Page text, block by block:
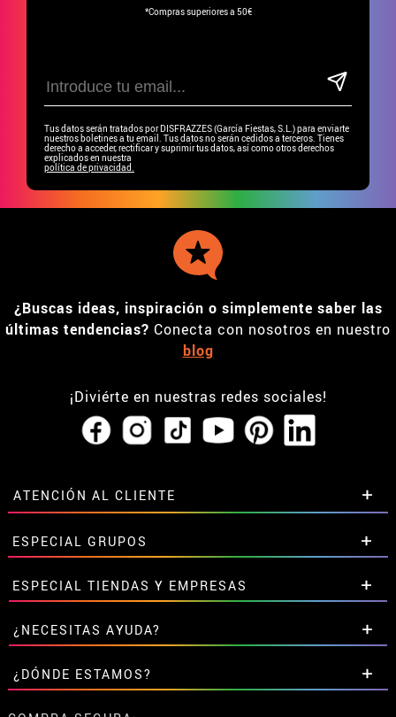
*Compras superiores a 50€
Tus datos serán tratados por DISFRAZZES (García Fiestas, S.L.) para enviarte
nuestros boletines a tu email. Tus datos no serán cedidos a terceros. Tienes
derecho a acceder, rectificar y suprimir tus datos, así como otros derechos
explicados en nuestra
política de privacidad.
¿Buscas ideas, inspiración o simplemente saber las
últimas tendencias? Conecta con nosotros en nuestro
blog
¡Diviérte en nuestras redes sociales!
ATENCIÓN AL CLIENTE
• Horario tienda IBI
•Descuento estudiantes
• Sobre nosotros
• Condiciones de venta
• Aviso legal yPrivacidad
• Atencion al cliente
• Uso de Cookies
•Configuración de cookies
ESPECIAL GRUPOS
Descuentos especiales para grupos.
Contáctanos aquí
ESPECIAL TIENDAS Y EMPRESAS
Descuentos exclusivos para tiendas y empresas.
Contáctanos aquí
¿NECESITAS AYUDA?
Aún no he hecho mi pedido
Ya he realizado mi pedido
¿DÓNDE ESTAMOS?